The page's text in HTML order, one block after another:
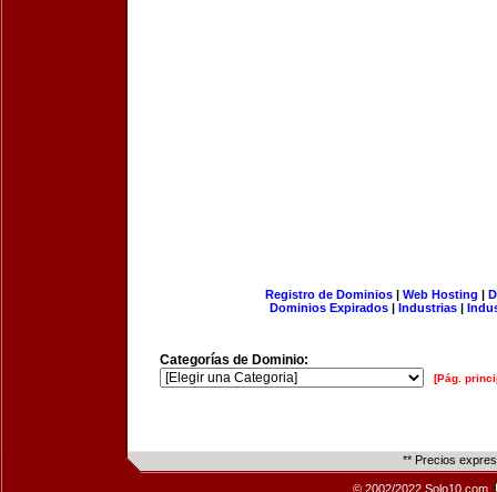
Registro de Dominios| Web Hosting |
Dominios Expirados | Industrias |
Categorías de Dominio:
[Pág.
** Precios
© 2002/2022 Solo10.com